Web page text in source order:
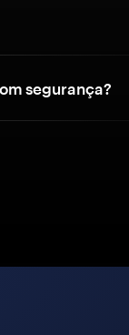
segurança?